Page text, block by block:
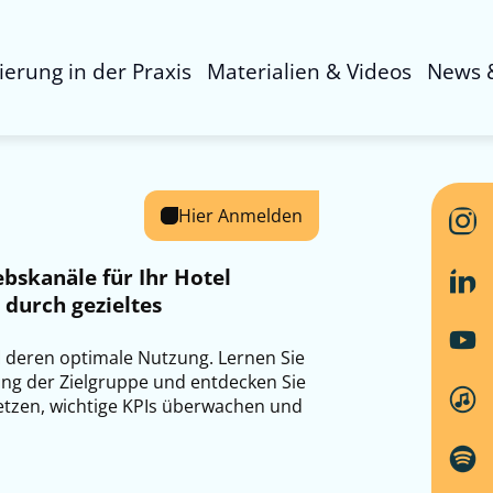
in der Praxis Materialien & Videos News
Hier Anmelden
für Ihr Hotel
gezieltes
optimale Nutzung. Lernen Sie
der Zielgruppe und entdecken Sie
wichtige KPIs überwachen und